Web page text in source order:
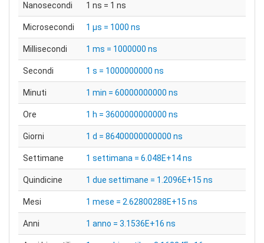
Nanosecondi 1 ns = 1 ns
Microsecondi 1 μs = 1000 ns
Millisecondi 1 ms = 1000000 ns
Secondi 1 s = 1000000000 ns
Minuti 1 min = 60000000000 ns
Ore 1 h = 3600000000000 ns
Giorni 1 d = 86400000000000 ns
Settimane 1 settimana = 6.048E+14 ns
Quindicine 1 due settimane = 1.2096E+15 ns
Mesi 1 mese = 2.62800288E+15 ns
Anni 1 anno = 3.1536E+16 ns